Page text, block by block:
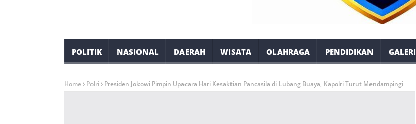
POLITIK NASIONAL DAERAH WISATA OLAHRAGA PENDIDIKAN GALERI
Home Polri Presiden Jokowi Pimpin Upacara Hari Kesaktian Pancasila di Lubang Buaya, Kapolri Turut Mendampingi